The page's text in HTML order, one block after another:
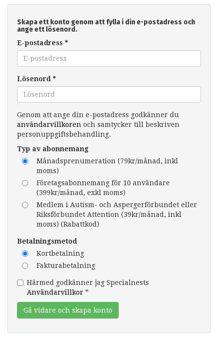
Skapa ett konto genom att fylla i din e-postadress och
ange ett lösenord.
E-postadress *
Lösenord *
Genom att ange din e-postadress godkänner du
användarvillkoren och samtycker till beskriven
personuppgiftsbehandling.
Typ av abonnemang
Månadsprenumeration (79kr/månad, inkl
moms)
Företagsabonnemang för 10 användare
(399kr/månad, exkl moms)
Medlem i Autism- och Aspergerförbundet eller
Riksförbundet Attention (39kr/månad, inkl
moms) (Rabattkod)
Betalningsmetod
Kortbetalning
Fakturabetalning
Härmed godkänner jag Specialnests
Användarvillkor *
Gå vidare och skapa konto